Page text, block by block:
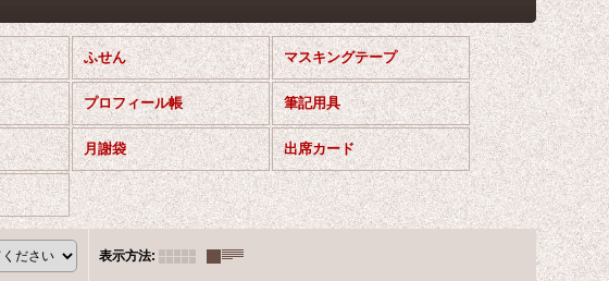
ふせん マスキングテープ
プロフィール帳 筆記用具
月謝袋 出席カード
表示方法: